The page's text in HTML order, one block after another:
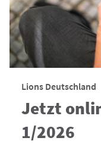
Lions Deutschland
Jetzt
1/2026